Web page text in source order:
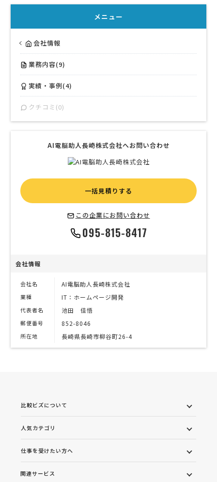
メニュー
会社情報
業務内容(9)
実績・事例(4)
クチコミ(0)
AI電脳助人長崎株式会社へお問い合わせ
一括見積りする
この企業にお問い合わせ
095-815-8417
会社情報
会社名 AI電脳助人長崎株式会社
業種 IT：ホームページ開発
代表者名 池田 佳悟
郵便番号 852-8046
所在地 長崎県長崎市柳谷町26-4
比較ビズについて
人気カテゴリ
仕事を受けたい方へ
関連サービス